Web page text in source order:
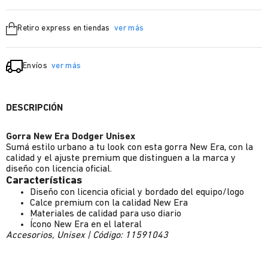
Retiro express en tiendas ver más
Envíos ver más
DESCRIPCIÓN
Gorra New Era Dodger Unisex
Sumá estilo urbano a tu look con esta gorra New Era, con la
calidad y el ajuste premium que distinguen a la marca y
diseño con licencia oficial.
Características
Diseño con licencia oficial y bordado del equipo/logo
Calce premium con la calidad New Era
Materiales de calidad para uso diario
Ícono New Era en el lateral
Accesorios, Unisex | Código: 11591043